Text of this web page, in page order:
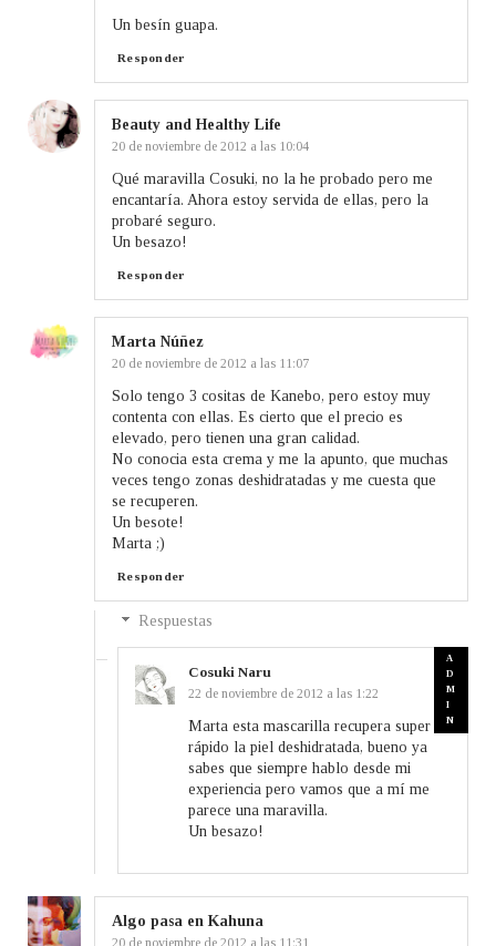
Un besín guapa.
Responder
Beauty and Healthy Life
20 de noviembre de 2012 a las 10:04
Qué maravilla Cosuki, no la he probado pero me
encantaría. Ahora estoy servida de ellas, pero la
probaré seguro.
Un besazo!
Responder
Marta Núñez
20 de noviembre de 2012 a las 11:07
Solo tengo 3 cositas de Kanebo, pero estoy muy
contenta con ellas. Es cierto que el precio es
elevado, pero tienen una gran calidad.
No conocia esta crema y me la apunto, que muchas
veces tengo zonas deshidratadas y me cuesta que
se recuperen.
Un besote!
Marta ;)
Responder
Respuestas
Cosuki Naru
22 de noviembre de 2012 a las 1:22
Marta esta mascarilla recupera super
rápido la piel deshidratada, bueno ya
sabes que siempre hablo desde mi
experiencia pero vamos que a mí me
parece una maravilla.
Un besazo!
Algo pasa en Kahuna
20 de noviembre de 2012 a las 11:31